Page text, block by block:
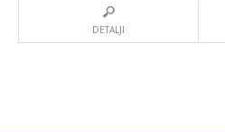
DETALJI